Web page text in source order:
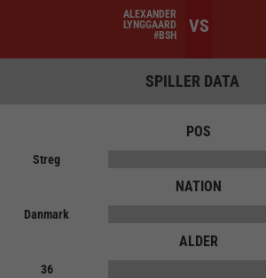
VS
ALEXANDER
LYNGGAARD
#BSH
SPILLER DATA
POS
Streg
NATION
Danmark
ALDER
36